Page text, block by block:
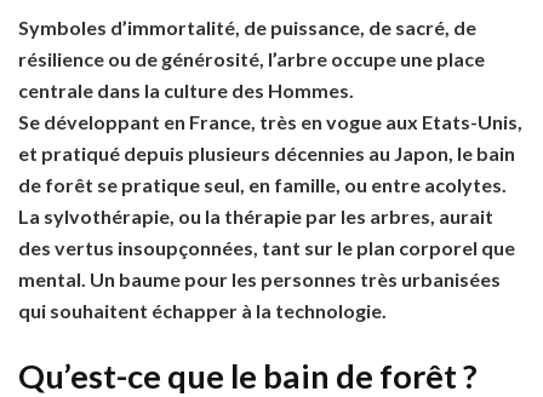
Symboles d’immortalité, de puissance, de sacré, de
résilience ou de générosité, l’arbre occupe une place
centrale dans la culture des Hommes.
Se développant en France, très en vogue aux Etats-Unis,
et pratiqué depuis plusieurs décennies au Japon, le bain
de forêt se pratique seul, en famille, ou entre acolytes.
La sylvothérapie, ou la thérapie par les arbres, aurait
des vertus insoupçonnées, tant sur le plan corporel que
mental. Un baume pour les personnes très urbanisées
qui souhaitent échapper à la technologie.
Qu’est-ce que le bain de forêt ?